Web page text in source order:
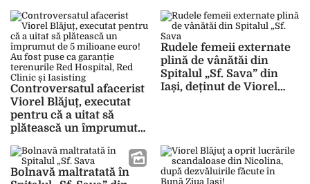
afaceristului Viorel
Blăjuț! Mărturii șocante
din Spitalul „Sf. Sava” din
Iași
stare critică au fost
infectaţi cu coronavirus!
Sora lui este pozitivă!
Controversatul afacerist
Viorel Blăjuț, executat
pentru că a uitat să
plătească un împrumut
fost puse ca garanție
terenurile Red Hospital,
Red Clinic și Iasisting
Rudele femeii externate
plină de vânătăi din
Spitalul „Sf. Sava” din
Iași, deținut de Viorel
am găsit-o”
Bolnavă maltratată în